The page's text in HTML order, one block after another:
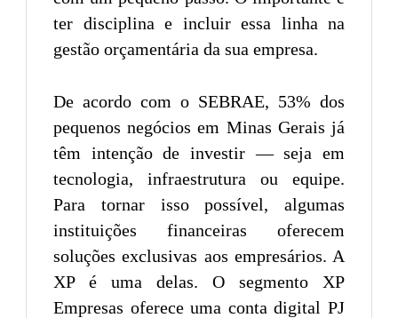
ter disciplina e incluir essa linha na
gestão orçamentária da sua empresa.
De acordo com o SEBRAE, 53% dos
pequenos negócios em Minas Gerais já
têm intenção de investir — seja em
tecnologia, infraestrutura ou equipe.
Para tornar isso possível, algumas
instituições financeiras oferecem
soluções exclusivas aos empresários. A
XP é uma delas. O segmento XP
Empresas oferece uma conta digital PJ